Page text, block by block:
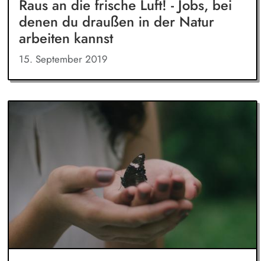
Raus an die frische Luft! - Jobs, bei
denen du draußen in der Natur
arbeiten kannst
15. September 2019